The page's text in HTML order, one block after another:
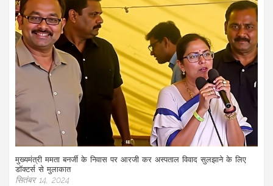
मुख्यमंत्री ममता बनर्जी के निवास पर आरजी कर अस्पताल विवाद सुलझाने के लिए
डॉक्टर्स से मुलाकात
सितंबर 14, 2024